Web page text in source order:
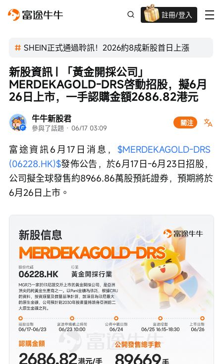
註冊/登入
迎新驚喜賞 股票/BTC等任你揀!
SHEIN正式通過聆訊！2026約8成新股首日上漲
牛牛新股君
參與了話題 · 06/17 03:09
關注
新股資訊 | 「黃金開採公司」
MERDEKAGOLD-DRS啓動招股，擬6月
26日上市，一手認購金額2686.82港元
富途資訊6月17日消息， $MERDEKAGOLD-DRS
(06228.HK)$發佈公告，於6月17日-6月23日招股，
公司擬全球發售約8966.86萬股預託證券，預期將於
6月26日上市。